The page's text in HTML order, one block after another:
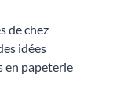
de chez
idées
en papeterie